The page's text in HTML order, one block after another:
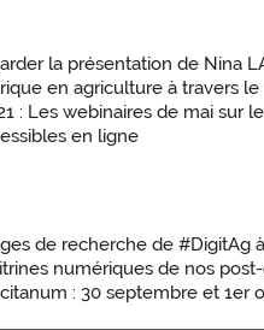
la présentation de Nina
en agriculture à travers le
: Les webinaires de mai sur
en ligne
de recherche de #DigitAg
numériques de nos
: 30 septembre et 1er